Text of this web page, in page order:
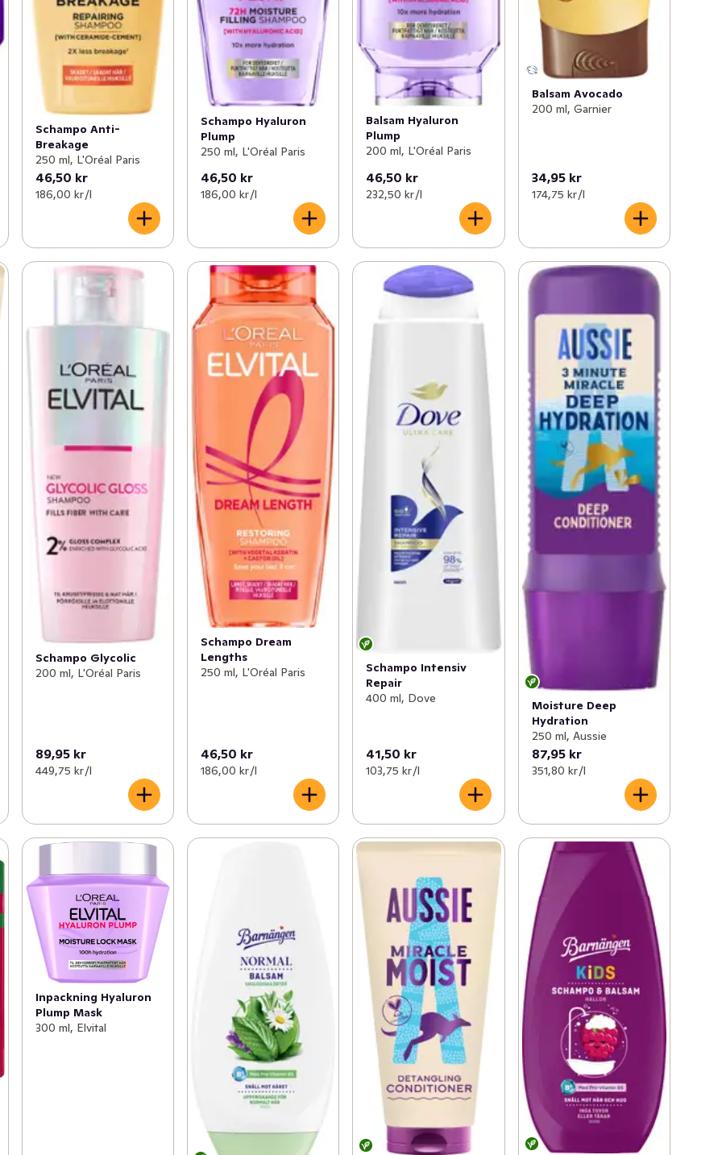
Schampo Anti-
Breakage
250 ml, L'Oréal Paris
46,50 kr
186,00 kr /l
Schampo Hyaluron
Plump
250 ml, L'Oréal Paris
46,50 kr
186,00 kr /l
Balsam Hyaluron
Plump
200 ml, L'Oréal Paris
46,50 kr
232,50 kr /l
Balsam Avocado
200 ml, Garnier
34,95 kr
174,75 kr /l
Schampo Glycolic
200 ml, L'Oréal Paris
89,95 kr
449,75 kr /l
Schampo Dream
Lengths
250 ml, L'Oréal Paris
46,50 kr
186,00 kr /l
Schampo Intensiv
Repair
400 ml, Dove
41,50 kr
103,75 kr /l
Moisture Deep
Hydration
250 ml, Aussie
87,95 kr
351,80 kr /l
Inpackning Hyaluron
Plump Mask
300 ml, Elvital